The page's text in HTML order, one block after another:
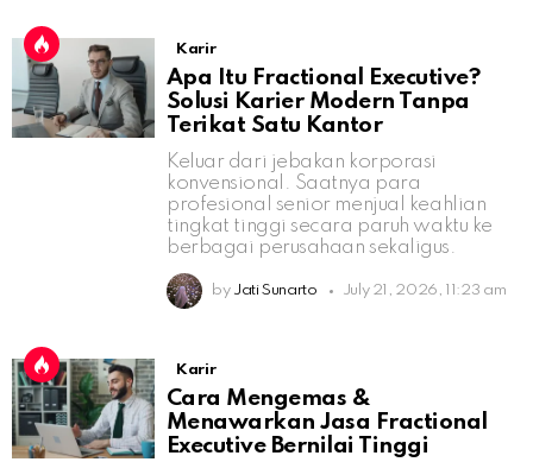
Karir
Apa Itu Fractional Executive?
Solusi Karier Modern Tanpa
Terikat Satu Kantor
Keluar dari jebakan korporasi
konvensional. Saatnya para
profesional senior menjual keahlian
tingkat tinggi secara paruh waktu ke
berbagai perusahaan sekaligus.
by Jati Sunarto July 21, 2026, 11:23 am
Karir
Cara Mengemas &
Menawarkan Jasa Fractional
Executive Bernilai Tinggi